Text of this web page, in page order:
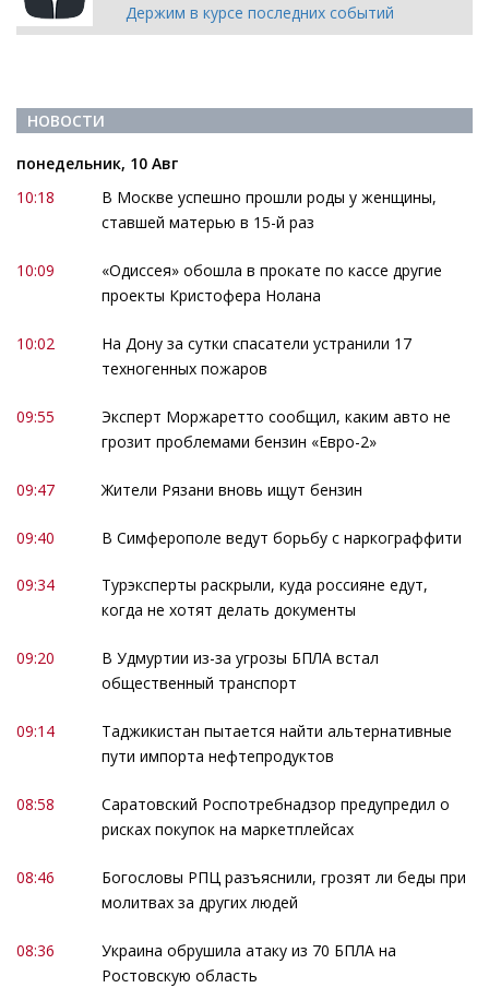
Держим в курсе последних событий
НОВОСТИ
понедельник, 10 Авг
10:18
В Москве успешно прошли роды у женщины,
ставшей матерью в 15-й раз
10:09
«Одиссея» обошла в прокате по кассе другие
проекты Кристофера Нолана
10:02
На Дону за сутки спасатели устранили 17
техногенных пожаров
09:55
Эксперт Моржаретто сообщил, каким авто не
грозит проблемами бензин «Евро-2»
09:47 Жители Рязани вновь ищут бензин
09:40 В Симферополе ведут борьбу с наркограффити
09:34
Турэксперты раскрыли, куда россияне едут,
когда не хотят делать документы
09:20
В Удмуртии из-за угрозы БПЛА встал
общественный транспорт
09:14
Таджикистан пытается найти альтернативные
пути импорта нефтепродуктов
08:58
Саратовский Роспотребнадзор предупредил о
рисках покупок на маркетплейсах
08:46
Богословы РПЦ разъяснили, грозят ли беды при
молитвах за других людей
08:36
Украина обрушила атаку из 70 БПЛА на
Ростовскую область